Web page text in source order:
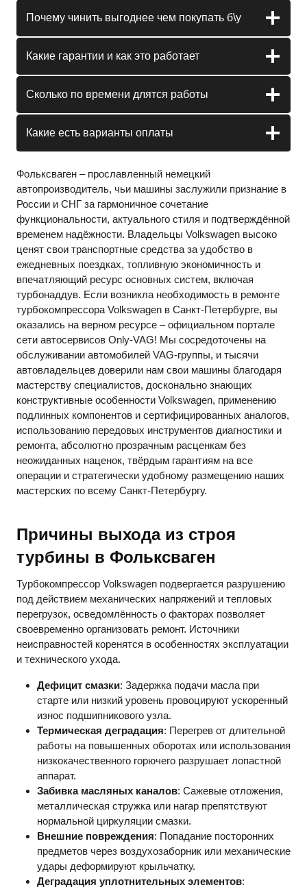
Почему чинить выгоднее чем покупать б\у
Какие гарантии и как это работает
Сколько по времени длятся работы
Какие есть варианты оплаты
Фольксваген – прославленный немецкий
автопроизводитель, чьи машины заслужили признание в
России и СНГ за гармоничное сочетание
функциональности, актуального стиля и подтверждённой
временем надёжности. Владельцы Volkswagen высоко
ценят свои транспортные средства за удобство в
ежедневных поездках, топливную экономичность и
впечатляющий ресурс основных систем, включая
турбонаддув. Если возникла необходимость в ремонте
турбокомпрессора Volkswagen в Санкт-Петербурге, вы
оказались на верном ресурсе – официальном портале
сети автосервисов Only-VAG! Мы сосредоточены на
обслуживании автомобилей VAG-группы, и тысячи
автовладельцев доверили нам свои машины благодаря
мастерству специалистов, досконально знающих
конструктивные особенности Volkswagen, применению
подлинных компонентов и сертифицированных аналогов,
использованию передовых инструментов диагностики и
ремонта, абсолютно прозрачным расценкам без
неожиданных наценок, твёрдым гарантиям на все
операции и стратегически удобному размещению наших
мастерских по всему Санкт-Петербургу.
Причины выхода из строя
турбины в Фольксваген
Турбокомпрессор Volkswagen подвергается разрушению
под действием механических напряжений и тепловых
перегрузок, осведомлённость о факторах позволяет
своевременно организовать ремонт. Источники
неисправностей коренятся в особенностях эксплуатации
и технического ухода.
Дефицит смазки: Задержка подачи масла при
старте или низкий уровень провоцируют ускоренный
износ подшипникового узла.
Термическая деградация: Перегрев от длительной
работы на повышенных оборотах или использования
низкокачественного горючего разрушает лопастной
аппарат.
Забивка масляных каналов: Сажевые отложения,
металлическая стружка или нагар препятствуют
нормальной циркуляции смазки.
Внешние повреждения: Попадание посторонних
предметов через воздухозаборник или механические
удары деформируют крыльчатку.
Деградация уплотнительных элементов: